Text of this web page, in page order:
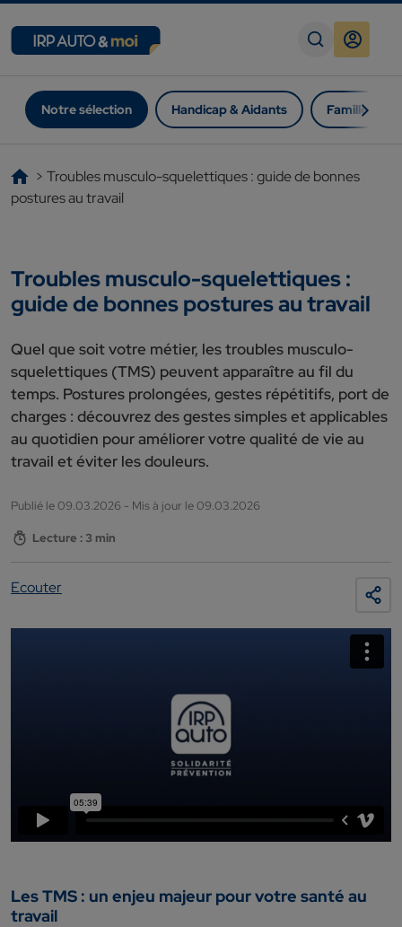
Passer au contenu
Navigation principale
Notre sélection Handicap & Aidants Famille
> Troubles musculo-squelettiques : guide de bonnes
postures au travail
Troubles musculo-squelettiques :
guide de bonnes postures au travail
Quel que soit votre métier, les troubles musculo-
squelettiques (TMS) peuvent apparaître au fil du
temps. Postures prolongées, gestes répétitifs, port de
charges : découvrez des gestes simples et applicables
au quotidien pour améliorer votre qualité de vie au
travail et éviter les douleurs.
Publié le 09.03.2026 - Mis à jour le 09.03.2026
Lecture : 3 min
Ecouter
Les TMS : un enjeu majeur pour votre santé au
travail